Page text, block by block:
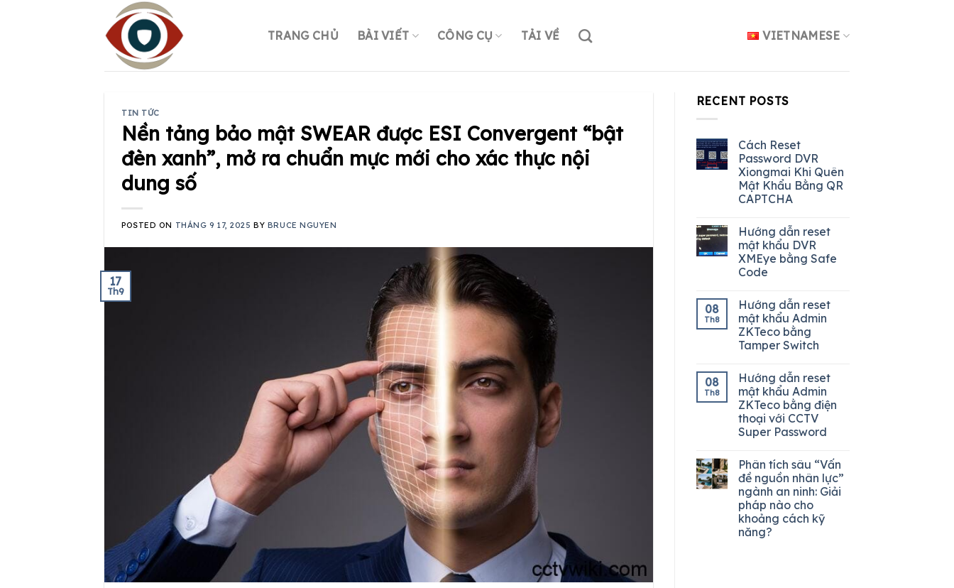
TRANG CHỦ BÀI VIẾT CÔNG CỤ TẢI VỀ VIETNAMESE
TIN TỨC
Nền tảng bảo mật SWEAR được ESI Convergent “bật
đèn xanh”, mở ra chuẩn mực mới cho xác thực nội
dung số
POSTED ON THÁNG 9 17, 2025 BY BRUCE NGUYEN
17
Th9
RECENT POSTS
Cách Reset
Password DVR
Xiongmai Khi Quên
Mật Khẩu Bằng QR
CAPTCHA
Hướng dẫn reset
mật khẩu DVR
XMEye bằng Safe
Code
08
Th8
Hướng dẫn reset
mật khẩu Admin
ZKTeco bằng
Tamper Switch
08
Th8
Hướng dẫn reset
mật khẩu Admin
ZKTeco bằng điện
thoại với CCTV
Super Password
Phân tích sâu “Vấn
đề nguồn nhân lực”
ngành an ninh: Giải
pháp nào cho
khoảng cách kỹ
năng?